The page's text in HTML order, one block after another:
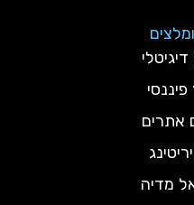
פיננסי
אתרים
מדיה